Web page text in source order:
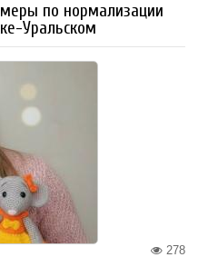
по нормализации
Уральском
278